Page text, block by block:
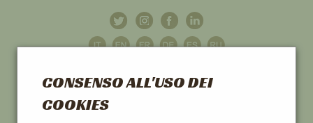
CONSENSO ALL'USO DEI
COOKIES